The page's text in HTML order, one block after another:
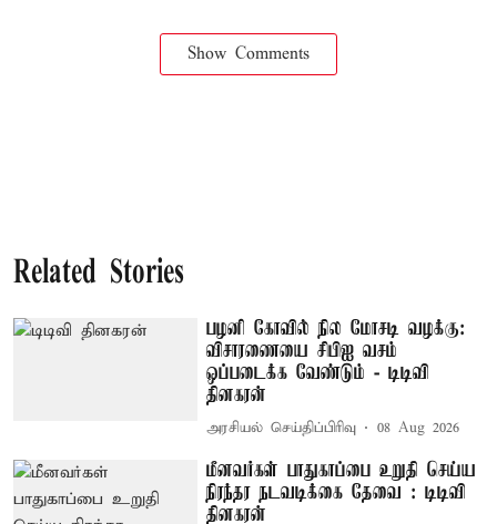
Show Comments
Related Stories
பழனி கோவில் நில மோசடி வழக்கு:
விசாரணையை சிபிஐ வசம்
ஒப்படைக்க வேண்டும் - டிடிவி
தினகரன்
அரசியல் செய்திப்பிரிவு 08 Aug 2026
மீனவர்கள் பாதுகாப்பை உறுதி செய்ய
நிரந்தர நடவடிக்கை தேவை : டிடிவி
தினகரன்